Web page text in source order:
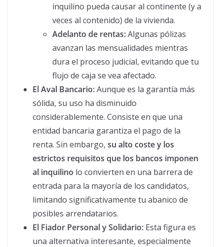
inquilino pueda causar al continente (y a
veces al contenido) de la vivienda.
Adelanto de rentas:Algunas pólizas
avanzan las mensualidades mientras
dura el proceso judicial, evitando que tu
flujo de caja se vea afectado.
El Aval Bancario:Aunque es la garantía más
sólida, su uso ha disminuido
considerablemente. Consiste en que una
entidad bancaria garantiza el pago de la
renta. Sin embargo, su alto coste y los
estrictos requisitos que los bancos imponen
al inquilino lo convierten en una barrera de
entrada para la mayoría de los candidatos,
limitando significativamente tu abanico de
posibles arrendatarios.
El Fiador Personal y Solidario: Esta figura es
una alternativa interesante, especialmente